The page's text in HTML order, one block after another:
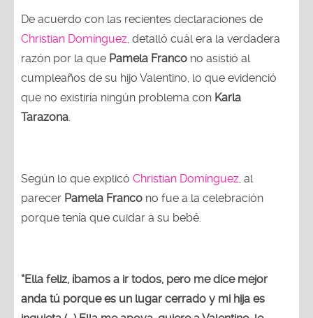
De acuerdo con las recientes declaraciones de
Christian Domínguez , detalló cuál era la verdadera
razón por la que Pamela Franco no asistió al
cumpleaños de su hijo Valentino, lo que evidenció
que no existiría ningún problema con Karla
Tarazona
Según lo que explicó Christian Domínguez , al
parecer Pamela Franco no fue a la celebración
porque tenía que cuidar a su bebé.
“Ella feliz, íbamos a ir todos, pero me dice mejor
anda tú porque es un lugar cerrado y mi hija es